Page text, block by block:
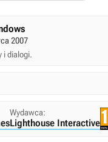
2007
i dialogi.
Wydawca:
Lighthouse Interactive